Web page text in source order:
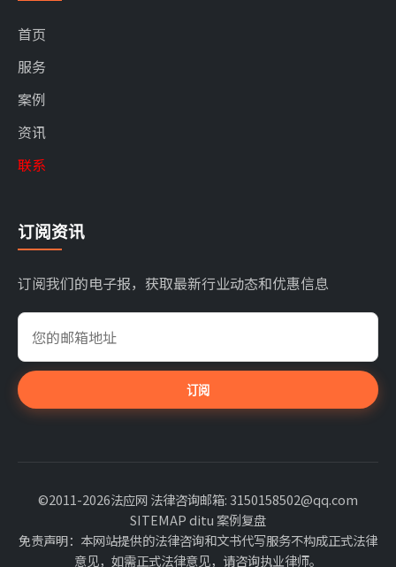
首页
服务
案例
资讯
联系
订阅资讯
订阅我们的电子报，获取最新行业动态和优惠信息
订阅
©2011-2026法应网 法律咨询邮箱: 3150158502@qq.com
SITEMAPditu案例复盘
免责声明：本网站提供的法律咨询和文书代写服务不构成正式法律
意见，如需正式法律意见，请咨询执业律师。